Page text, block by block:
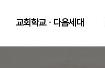
교회학교·다음세대